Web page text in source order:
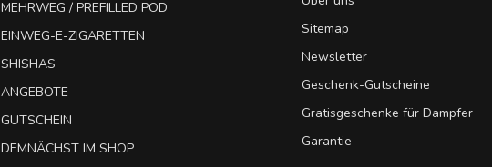
MEHRWEG / PREFILLED POD
EINWEG-E-ZIGARETTEN
SHISHAS
ANGEBOTE
GUTSCHEIN
DEMNÄCHST IM SHOP
Sitemap
Newsletter
Geschenk-Gutscheine
Gratisgeschenke für Dampfer
Garantie